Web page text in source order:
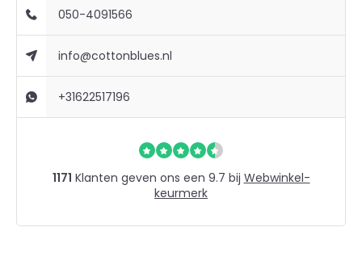
050-4091566
info@cottonblues.nl
+31622517196
1171 Klanten geven ons een 9.7 bij Webwinkel-
keurmerk